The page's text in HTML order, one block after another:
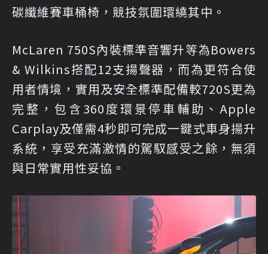
碳纖維賽車桶椅，競技氛圍環繞其中。
McLaren 750S內裝標準音響升等為Bowers
& Wilkins搭配12支揚聲器，而為更符合使
用者情境，實用及安全標準配備較720S更為
完整，包含360度環景停車輔助、Apple
Carplay及僅需4秒即可完成一鍵式車身揚升
系統，享受充滿激情的駕馭感受之餘，無須
與日常實用性妥協。